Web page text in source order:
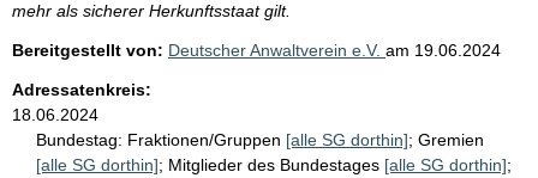
e
i
e
mehr als sicherer Herkunftsstaat gilt.
Bereitgestellt von: Deutscher Anwaltverein e.V. am 19.06.2024
Adressatenkreis:
18.06.2024
Bundestag: Fraktionen/Gruppen [alle SG dorthin]; Gremien
[alle SG dorthin]; Mitglieder des Bundestages [alle SG dorthin];